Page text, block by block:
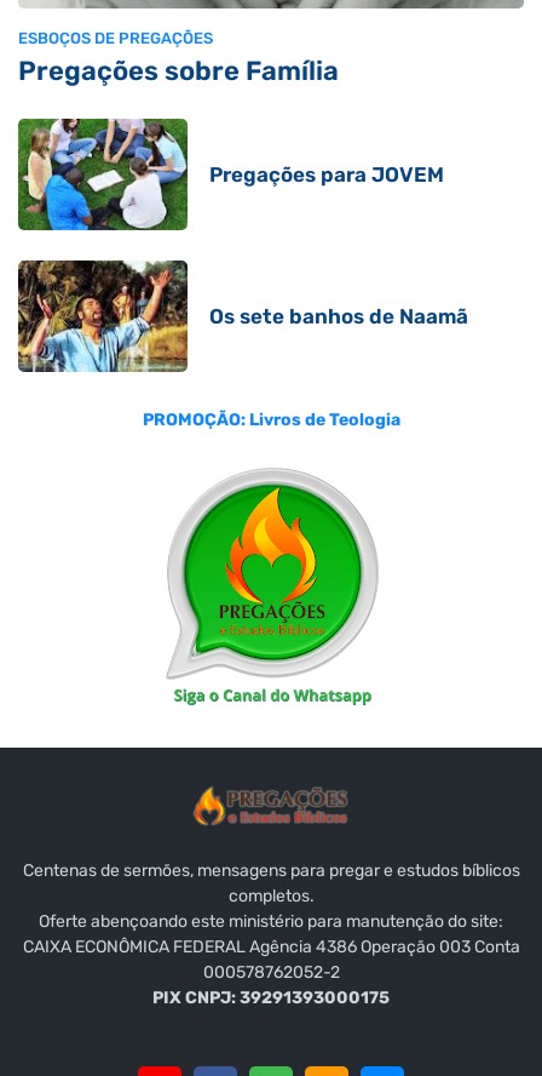
ESBOÇOS DE PREGAÇÕES
Pregações sobre Família
Pregações para JOVEM
Os sete banhos de Naamã
PROMOÇÃO: Livros de Teologia
Centenas de sermões, mensagens para pregar e estudos bíblicos
completos.
Oferte abençoando este ministério para manutenção do site:
CAIXA ECONÔMICA FEDERAL Agência 4386 Operação 003 Conta
000578762052-2
PIX CNPJ: 39291393000175